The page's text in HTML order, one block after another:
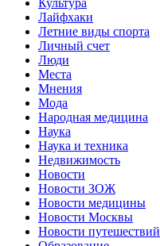
Лайфхаки
Летние виды спорта
Личный счет
Люди
Места
Мнения
Мода
Народная медицина
Наука
Наука и техника
Недвижимость
Новости
Новости ЗОЖ
Новости медицины
Новости Москвы
Новости путешествий